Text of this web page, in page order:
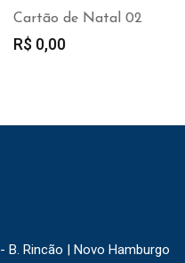
Cartão de Natal 02
R$ 0,00
B. Rincão | Novo Hamburgo